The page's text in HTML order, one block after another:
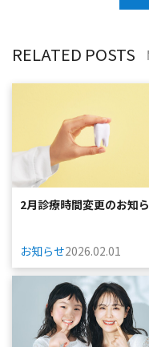
RELATED POSTS
2月診療時間変更のお知
お知らせ2026.02.01